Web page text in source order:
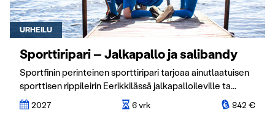
URHEILU
Sporttiripari – Jalkapallo ja salibandy
Sportfinin perinteinen sporttiripari tarjoaa ainutlaatuisen
sporttisen rippileirin Eerikkilässä jalkapalloileville ta...
2027 6 vrk 842 €